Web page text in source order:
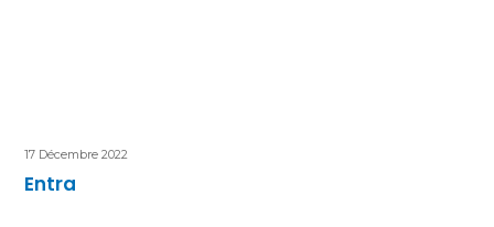
17 Décembre 2022
Entra